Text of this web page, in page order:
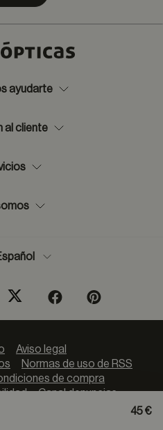
45 €
ayudarte
al cliente
Aviso legal
Normas de uso de RSS
de compra
Canal denuncias